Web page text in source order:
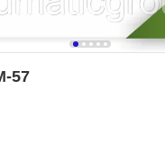
57